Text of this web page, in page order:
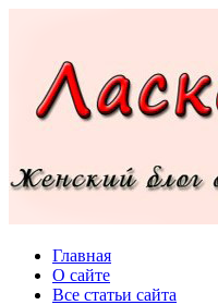
Главная
О сайте
Все статьи сайта